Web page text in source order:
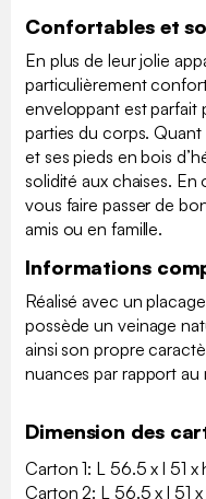
Confortables et
En plus de leur jolie
particulièrement
enveloppant est parfait
parties du corps.
et ses pieds en bois
solidité aux chaises.
vous faire passer de
amis ou en famille.
Informations
Réalisé avec un
possède un veinage
ainsi son propre
nuances par rapport
Dimension des
Carton 1: L 56.5 x l 51 x
Carton 2: L 56.5 x l 51